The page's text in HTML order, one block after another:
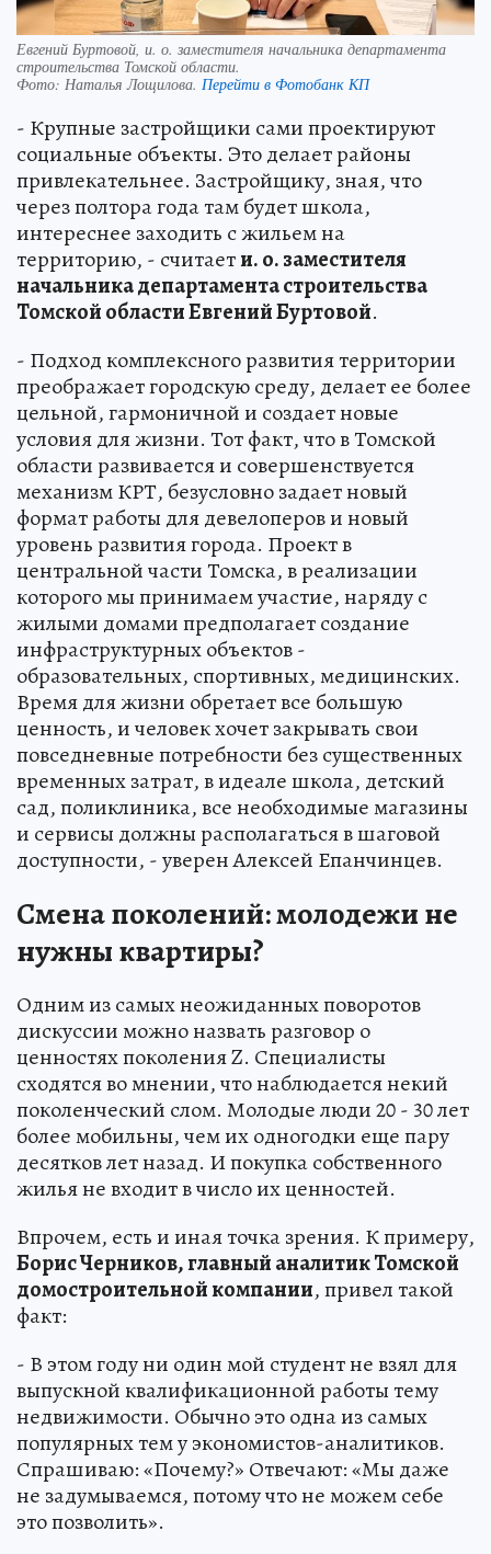
Евгений Буртовой, и. о. заместителя начальника департамента
строительства Томской области.
Фото: Наталья Лощилова. Перейти в Фотобанк КП
- Крупные застройщики сами проектируют
социальные объекты. Это делает районы
привлекательнее. Застройщику, зная, что
через полтора года там будет школа,
интереснее заходить с жильем на
территорию, - считаети. о. заместителя
начальника департамента строительства
Томской области Евгений Буртовой.
- Подход комплексного развития территории
преображает городскую среду, делает ее более
цельной, гармоничной и создает новые
условия для жизни. Тот факт, что в Томской
области развивается и совершенствуется
механизм КРТ, безусловно задает новый
формат работы для девелоперов и новый
уровень развития города. Проект в
центральной части Томска, в реализации
которого мы принимаем участие, наряду с
жилыми домами предполагает создание
инфраструктурных объектов -
образовательных, спортивных, медицинских.
Время для жизни обретает все большую
ценность, и человек хочет закрывать свои
повседневные потребности без существенных
временных затрат, в идеале школа, детский
сад, поликлиника, все необходимые магазины
и сервисы должны располагаться в шаговой
доступности, - уверен Алексей Епанчинцев.
Смена поколений: молодежи не
нужны квартиры?
Одним из самых неожиданных поворотов
дискуссии можно назвать разговор о
ценностях поколения Z. Специалисты
сходятся во мнении, что наблюдается некий
поколенческий слом. Молодые люди 20 - 30 лет
более мобильны, чем их одногодки еще пару
десятков лет назад. И покупка собственного
жилья не входит в число их ценностей.
Впрочем, есть и иная точка зрения. К примеру,
Борис Черников, главный аналитик Томской
домостроительной компании, привел такой
факт:
- В этом году ни один мой студент не взял для
выпускной квалификационной работы тему
недвижимости. Обычно это одна из самых
популярных тем у экономистов-аналитиков.
Спрашиваю: «Почему?» Отвечают: «Мы даже
не задумываемся, потому что не можем себе
это позволить».